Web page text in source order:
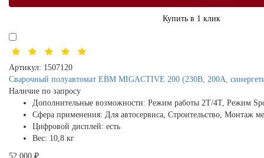
Купить в 1 клик
Артикул: 1507120
Сварочный полуавтомат ЕВМ MIGACTIVE 200 (230В, 200А,
Наличие по запросу
Дополнительные возможности: Режим работы 2Т/4Т, Режим
Сфера применения: Для автосервиса, Строительство, Монтаж
Цифровой дисплей: есть
Вес: 10,8 кг
52 000 ₽